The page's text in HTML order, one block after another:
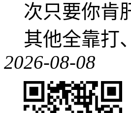
次只要你肯
其他全靠打
2026-08-08